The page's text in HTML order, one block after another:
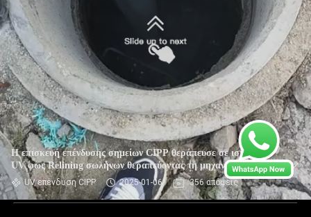
Η επισκευή επένδυσης σημείων CIPP θεράπευσε σε ισχύ το
UV φως Relining σωλήνων θεραπεύοντας τη μηχανή
UV επένδυση CIPP 2025-01-06 356 απόψεις